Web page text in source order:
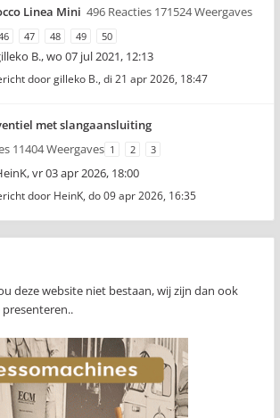
Linea Mini 496 Reacties 171524 Weergaves
47 48 49 50
B.,wo 07 jul 2021, 12:13
doorgilleko B., di 21 apr 2026, 18:47
met slangaansluiting
11404 Weergaves 1 2 3
,vr 03 apr 2026, 18:00
door HeinK, do 09 apr 2026, 16:35
deze website niet bestaan, wij zijn dan ook